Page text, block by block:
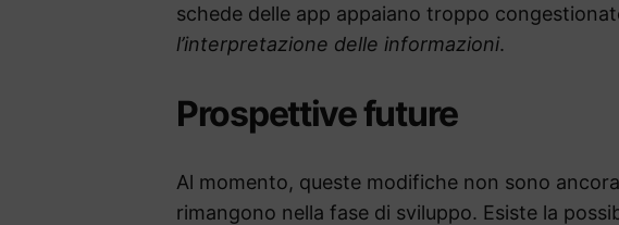
schede delle app appaiano troppo
l’interpretazione delle informazioni.
Prospettive future
Al momento, queste modifiche non sono
rimangono nella fase di sviluppo. Esiste la